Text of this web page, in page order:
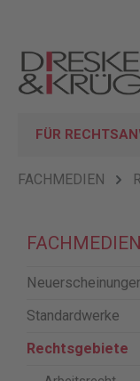
FÜR
FACHMEDIEN
FACHMEDIEN
Standardwerke
Rechtsgebiete